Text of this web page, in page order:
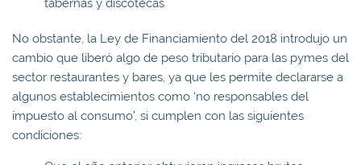
tabernas y discotecas
No obstante, la Ley de Financiamiento del 2018 introdujo un
cambio que liberó algo de peso tributario para las pymes del
sector restaurantes y bares, ya que les permite declararse a
algunos establecimientos como ‘no responsables del
impuesto al consumo’, si cumplen con las siguientes
condiciones: